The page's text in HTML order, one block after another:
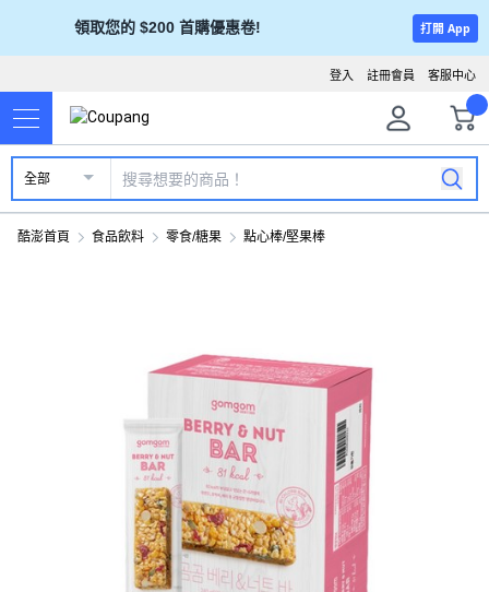
領取您的 $200 首購優惠卷! 打開 App
客服中心
註冊會員
登入
全部
酷澎首頁 食品飲料 零食/糖果 點心棒/堅果棒